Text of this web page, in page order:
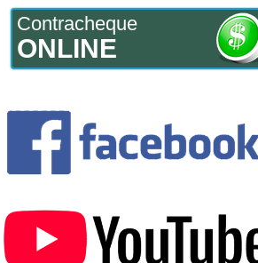
Contracheque
ONLINE